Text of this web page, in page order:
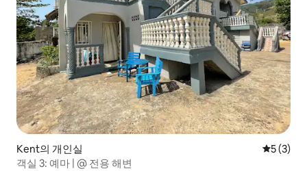
Kent의 개인실 평점 5점
5 (3)
객실 3: 예마 | @ 전용 해변